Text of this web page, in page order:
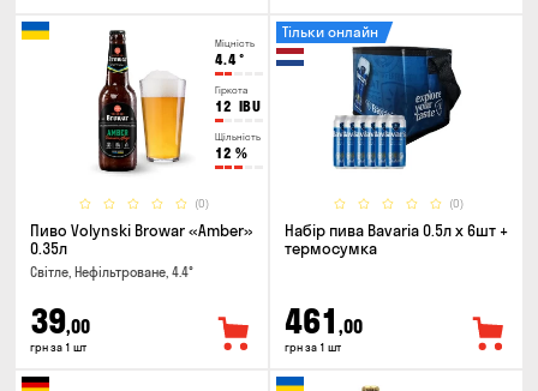
Міцність
4.4°
Гіркота
12 IBU
Щільність
12 %
(0)
Пиво Volynski Browar «Amber»
0.35л
Світле, Нефільтроване, 4.4°
39,00
грн за 1 шт
(0)
Тільки онлайн
Набір пива Bavaria 0.5л х 6шт +
термосумка
461 ,00
грн за 1 шт